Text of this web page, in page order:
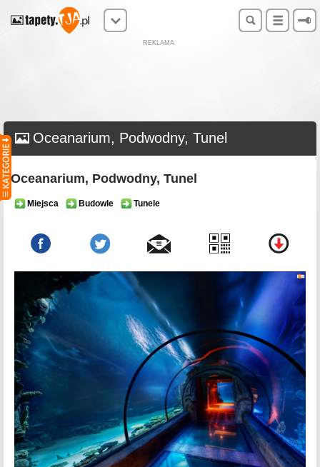
REKLAMA
Oceanarium, Podwodny, Tunel
Oceanarium, Podwodny, Tunel
Miejsca Budowle Tunele